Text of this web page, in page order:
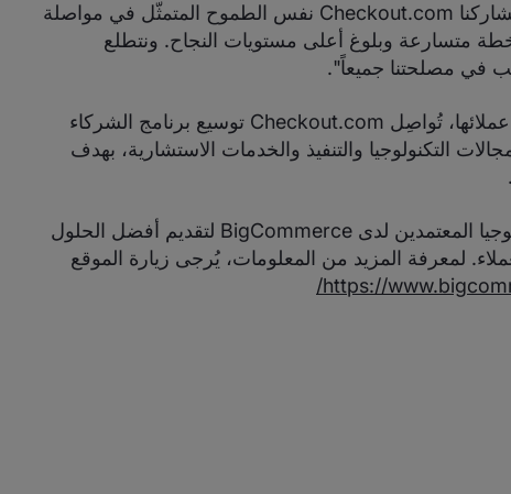
أفضل مزوّدي الخدمات داخل القطاع. وتشاركنا Checkout.com نفس الطموح المتمثّل في مواصلة
متسارعة وبلوغ أعلى مستويات النجاح. ونتطلع
في مصلحتنا جميعاً".
وبعد انضمام BigCommerce إلى قائمة عملائها، تُواصِل Checkout.com توسيع برنامج الشركاء
التكنولوجيا والتنفيذ والخدمات الاستشارية، بهدف
تجدر الإشارة أنه يتم اختيار شركاء التكنولوجيا المعتمدين لدى BigCommerce لتقديم أفضل الحلول
لمعرفة المزيد من المعلومات، يُرجى زيارة الموقع
https://